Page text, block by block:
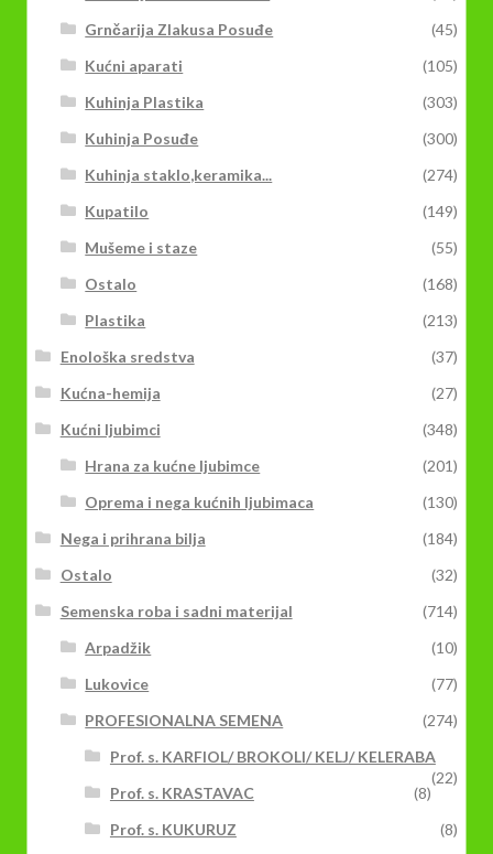
Grnčarija Zlakusa Posuđe
(45)
Kućni aparati
(105)
Kuhinja Plastika
(303)
Kuhinja Posuđe
(300)
Kuhinja staklo,keramika...
(274)
Kupatilo
(149)
Mušeme i staze
(55)
Ostalo
(168)
Plastika
(213)
Enološka sredstva
(37)
Kućna-hemija
(27)
Kućni ljubimci
(348)
Hrana za kućne ljubimce
(201)
Oprema i nega kućnih ljubimaca
(130)
Nega i prihrana bilja
(184)
Ostalo
(32)
Semenska roba i sadni materijal
(714)
Arpadžik
(10)
Lukovice
(77)
PROFESIONALNA SEMENA
(274)
Prof. s. KARFIOL/ BROKOLI/ KELJ/ KELERABA
(22)
Prof. s. KRASTAVAC
(8)
Prof. s. KUKURUZ
(8)